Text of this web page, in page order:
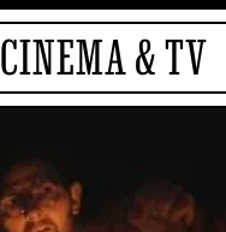
CINEMA & TV